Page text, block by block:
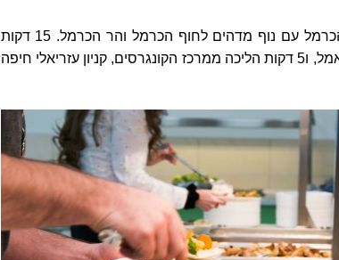
האכסניה ממוקמת על צלע הר הכרמל עם נוף מדהים לחוף הכרמל והר הכרמל. 15 דקות
הליכה מהטיילת החדשה בחוף כאמל, ו5 דקות הליכה ממרכז הקונגרסים, קניון עזריאלי חיפה